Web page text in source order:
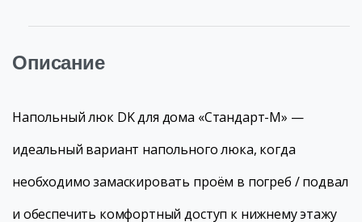
Описание
Напольный люк DK для дома «Стандарт-М» —
идеальный вариант напольного люка, когда
необходимо замаскировать проём в погреб / подвал
и обеспечить комфортный доступ к нижнему этажу